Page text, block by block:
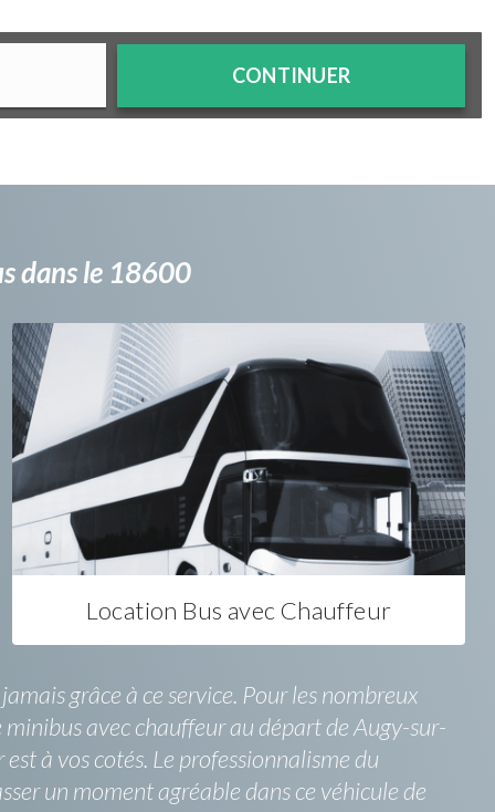
CONTINUER
dans le 18600
Location Bus avec Chauffeur
grâce à ce service. Pour les nombreux
avec chauffeur au départ de Augy-sur-
à vos cotés. Le professionnalisme du
un moment agréable dans ce véhicule de